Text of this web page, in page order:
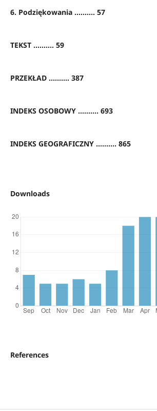
6. Podziękowania .......... 57
TEKST .......... 59
PRZEKŁAD .......... 387
INDEKS OSOBOWY .......... 693
INDEKS GEOGRAFICZNY .......... 865
Downloads
References